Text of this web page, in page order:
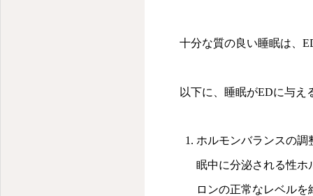
十分な質の良い睡眠は、
以下に、睡眠がEDに与え
ホルモンバランスの
眠中に分泌される性ホ
ロンの正常なレベルを